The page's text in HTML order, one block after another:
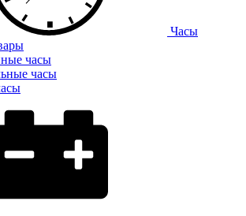
Часы
часы
часы